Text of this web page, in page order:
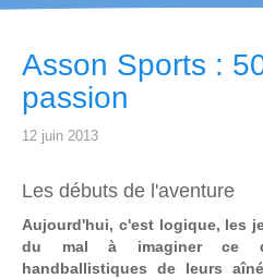
Asson Sports :
passion
12 juin 2013
Les débuts de l'aventure
Aujourd'hui, c'est logique, les
du mal à imaginer ce
handballistiques de leurs